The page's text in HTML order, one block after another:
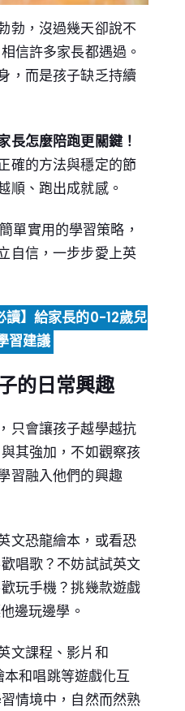
勃，沒過幾天卻說不
信許多家長都遇過。
，而是孩子缺乏持續
長怎麼陪跑更關鍵！
確的方法與穩定的節
順、跑出成就感。
單實用的學習策略，
自信，一步步愛上英
讀】給家長的0-12歲兒
習建議
的日常興趣
只會讓孩子越學越抗
其強加，不如觀察孩
習融入他們的興趣
文恐龍繪本，或看恐
唱歌？不妨試試英文
玩手機？挑幾款遊戲
邊玩邊學。
文課程、影片和
和唱跳等遊戲化互
情境中，自然而然熟